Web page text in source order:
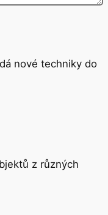
nové techniky do
z různých